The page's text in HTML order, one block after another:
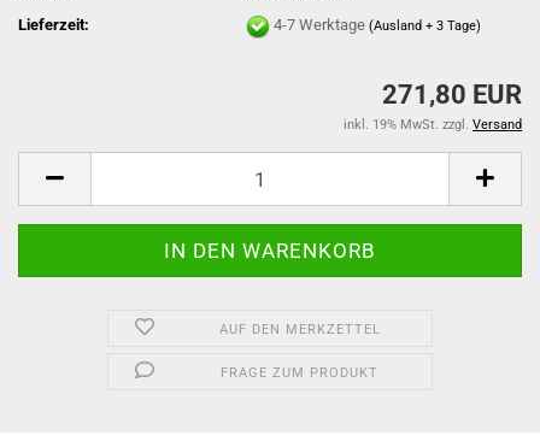
Lieferzeit:
4-7 Werktage(Ausland + 3 Tage)
271,80 EUR
inkl. 19% MwSt. zzgl. Versand
AUF DEN MERKZETTEL
FRAGE ZUM PRODUKT